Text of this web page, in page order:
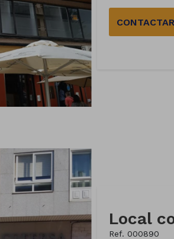
CONTACTAR
Ref. 000890